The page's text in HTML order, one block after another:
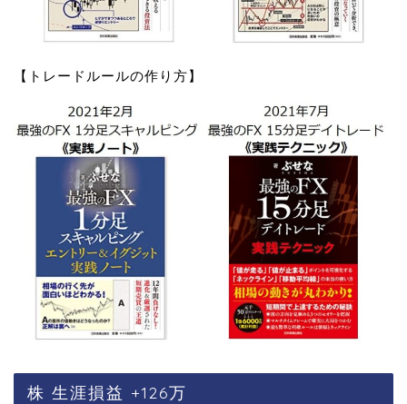
【トレードルールの作り方】
株 生涯損益 +126万